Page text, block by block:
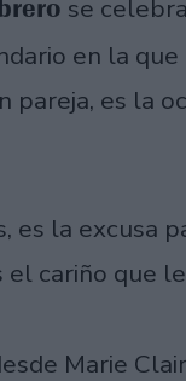
se
en la
pareja, es la
es la excusa
cariño que
Marie